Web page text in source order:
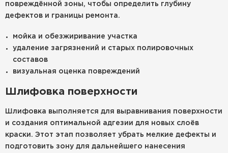
повреждённой зоны, чтобы определить глубину
дефектов и границы ремонта.
мойка и обезжиривание участка
удаление загрязнений и старых полировочных
составов
визуальная оценка повреждений
Шлифовка поверхности
Шлифовка выполняется для выравнивания поверхности
и создания оптимальной адгезии для новых слоёв
краски. Этот этап позволяет убрать мелкие дефекты и
подготовить зону для дальнейшего нанесения